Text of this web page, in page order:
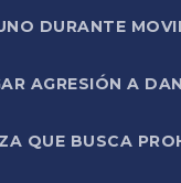
DURANTE
AGRESIÓN A
QUE BUSCA